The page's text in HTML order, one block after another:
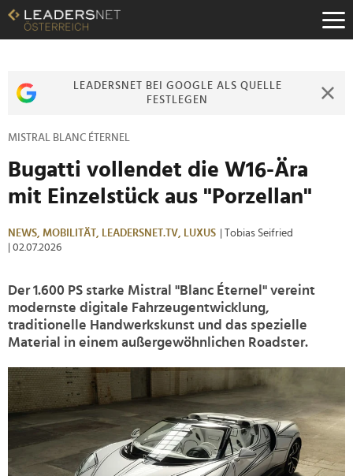
Zum
Inhalt
Zur
Zur
LEADERSNET BEI GOOGLE ALS QUELLE
FESTLEGEN
MISTRAL BLANC ÉTERNEL
Bugatti vollendet die W16-Ära
mit Einzelstück aus "Porzellan"
NEWS, MOBILITÄT, LEADERSNET.TV, LUXUS
| Tobias Seifried
| 02.07.2026
Der 1.600 PS starke Mistral "Blanc Éternel" vereint
modernste digitale Fahrzeugentwicklung,
traditionelle Handwerkskunst und das spezielle
Material in einem außergewöhnlichen Roadster.
>